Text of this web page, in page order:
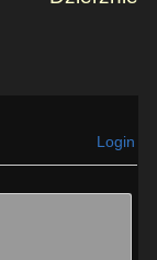
Login